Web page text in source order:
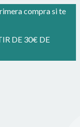
compra si te
DE 30€ DE